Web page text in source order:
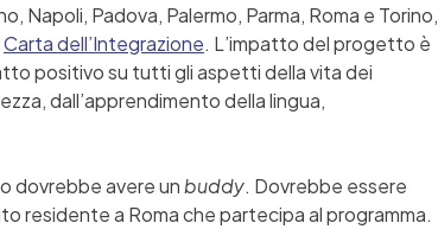
Napoli, Padova, Palermo, Parma, Roma e Torino,
Carta dell’Integrazione. L’impatto del progetto è
positivo su tutti gli aspetti della vita dei
dall’apprendimento della lingua,
dovrebbe avere unbuddy. Dovrebbe essere
residente a Roma che partecipa al programma.